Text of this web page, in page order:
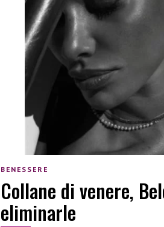
BENESSERE
Collane di venere,
eliminarle